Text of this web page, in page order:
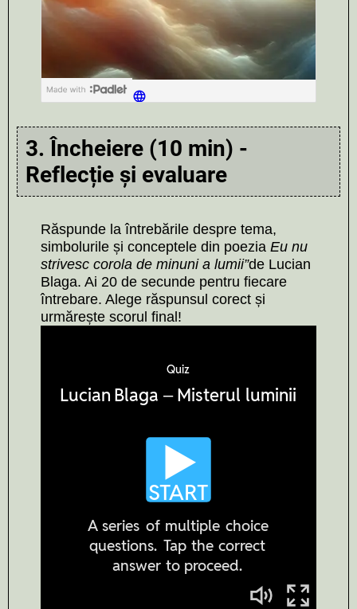
3. Încheiere (10 min) -
Reflecție și evaluare
Răspunde la întrebările despre tema,
simbolurile și conceptele din poezia Eu nu
strivesc corola de minuni a lumii”de Lucian
Blaga. Ai 20 de secunde pentru fiecare
întrebare. Alege răspunsul corect și
urmărește scorul final!